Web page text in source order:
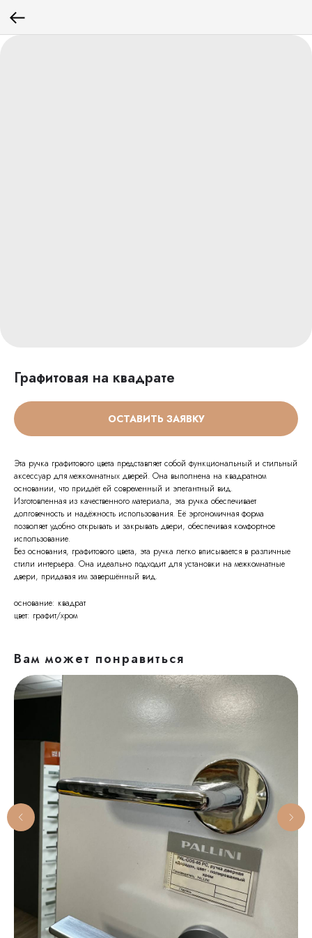
Графитовая на квадрате
ОСТАВИТЬ ЗАЯВКУ
Эта ручка графитового цвета представляет собой функциональный и стильный
аксессуар для межкомнатных дверей. Она выполнена на квадратном
основании, что придаёт ей современный и элегантный вид.
Изготовленная из качественного материала, эта ручка обеспечивает
долговечность и надёжность использования. Её эргономичная форма
позволяет удобно открывать и закрывать двери, обеспечивая комфортное
использование.
Без основания, графитового цвета, эта ручка легко вписывается в различные
стили интерьера. Она идеально подходит для установки на межкомнатные
двери, придавая им завершённый вид.
основание: квадрат
цвет: графит/хром
Вам может понравиться